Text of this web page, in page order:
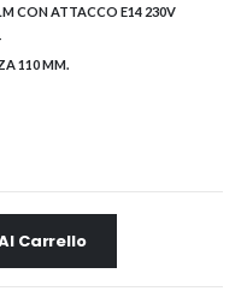
CON ATTACCO E14 230V
110 MM.
Carrello